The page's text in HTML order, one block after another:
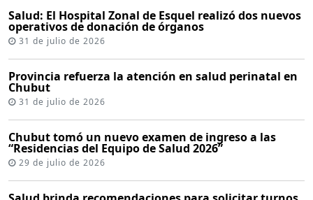
Salud: El Hospital Zonal de Esquel realizó dos nuevos
operativos de donación de órganos
31 de julio de 2026
Provincia refuerza la atención en salud perinatal en
Chubut
31 de julio de 2026
Chubut tomó un nuevo examen de ingreso a las
“Residencias del Equipo de Salud 2026”
29 de julio de 2026